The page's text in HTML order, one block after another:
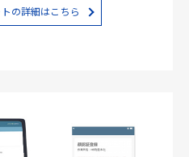
の詳細はこちら